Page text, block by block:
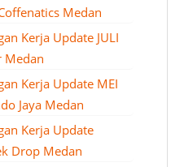
Medan
Kerja Update JULI
Medan
Kerja Update MEI
Jaya Medan
Kerja Update
Drop Medan